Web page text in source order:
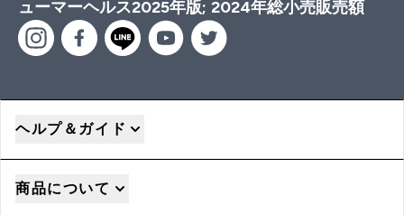
ューマーヘルス2025年版; 2024年総小売販売額
ヘルプ＆ガイド
商品について